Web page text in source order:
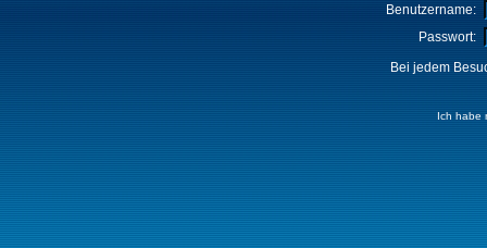
Benutzername:
Passwort:
Bei jedem
Ich habe